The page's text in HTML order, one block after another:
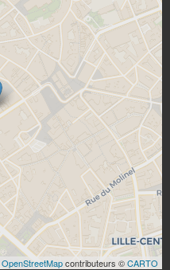
OpenStreetMapcontributeurs ©CARTO